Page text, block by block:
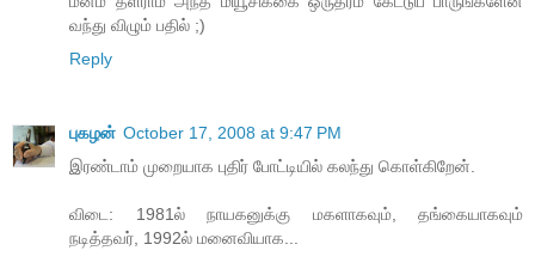
வந்து விழும் பதில் ;)
Reply
புகழன் October 17, 2008 at 9:47 PM
இரண்டாம் முறையாக புதிர் போட்டியில் கலந்து கொள்கிறேன்.
விடை: 1981ல் நாயகனுக்கு மகளாகவும், தங்கையாகவும்
நடித்தவர், 1992ல் மனைவியாக...